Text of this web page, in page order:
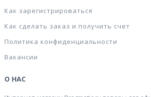
Как зарегистрироваться
Как сделать заказ и получить счет
Политика конфиденциальности
Вакансии
О НАС